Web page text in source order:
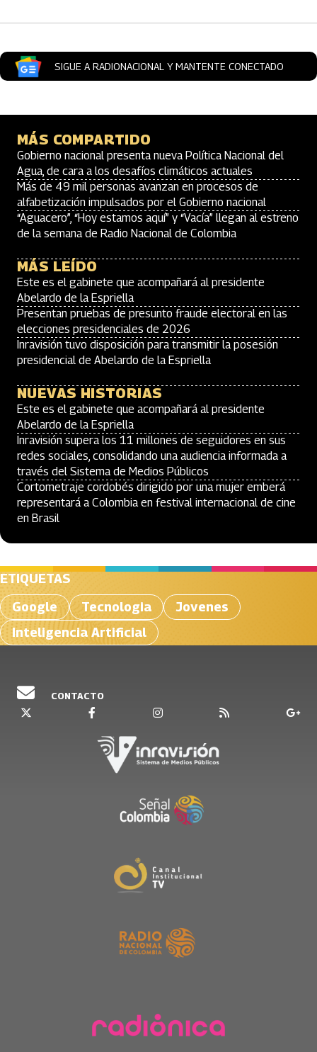
SIGUE A RADIONACIONAL Y MANTENTE CONECTADO
MÁS COMPARTIDO
Gobierno nacional presenta nueva Política Nacional del
Agua, de cara a los desafíos climáticos actuales
Más de 49 mil personas avanzan en procesos de
alfabetización impulsados por el Gobierno nacional
“Aguacero”, “Hoy estamos aquí” y “Vacía” llegan al estreno
de la semana de Radio Nacional de Colombia
MÁS LEÍDO
Este es el gabinete que acompañará al presidente
Abelardo de la Espriella
Presentan pruebas de presunto fraude electoral en las
elecciones presidenciales de 2026
Inravisión tuvo disposición para transmitir la posesión
presidencial de Abelardo de la Espriella
NUEVAS HISTORIAS
Este es el gabinete que acompañará al presidente
Abelardo de la Espriella
Inravisión supera los 11 millones de seguidores en sus
redes sociales, consolidando una audiencia informada a
través del Sistema de Medios Públicos
Cortometraje cordobés dirigido por una mujer emberá
representará a Colombia en festival internacional de cine
en Brasil
ETIQUETAS
Google
Tecnologia
Jovenes
Inteligencia Artificial
CONTACTO